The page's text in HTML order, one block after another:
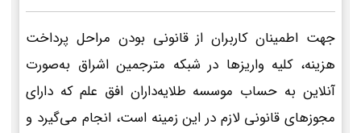
جهت اطمینان کاربران از قانونی بودن مراحل پرداخت
هزینه، کلیه واریزها در شبکه مترجمین اشراق به‌صورت
آنلاین به حساب موسسه طلایه‌داران افق علم که دارای
مجوزهای قانونی لازم در این زمینه است، انجام می‌گیرد و